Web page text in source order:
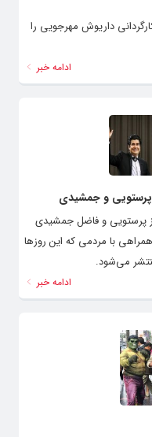
داریوش مهرجویی را
ادامه خبر
پرستویی و جمشیدی
پرستویی و فاضل جمشیدی
با مردمی که این روزها
می‌شود.
ادامه خبر